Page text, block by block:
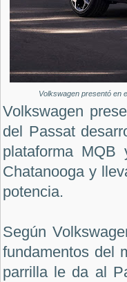
Volkswagen presentó en
Volkswagen
del Passat
plataforma
Chatanooga y
potencia.
Según
fundamentos del
parrilla le da al